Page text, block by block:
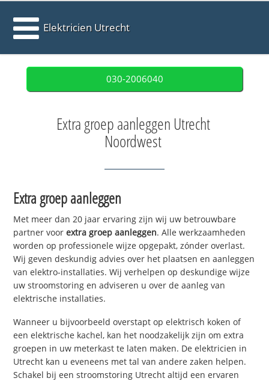
Elektricien Utrecht
030-2006040
Extra groep aanleggen Utrecht
Noordwest
Extra groep aanleggen
Met meer dan 20 jaar ervaring zijn wij uw betrouwbare
partner voorextra groep aanleggen. Alle werkzaamheden
worden op professionele wijze opgepakt, zónder overlast.
Wij geven deskundig advies over het plaatsen en aanleggen
van elektro-installaties. Wij verhelpen op deskundige wijze
uw stroomstoring en adviseren u over de aanleg van
elektrische installaties.
Wanneer u bijvoorbeeld overstapt op elektrisch koken of
een elektrische kachel, kan het noodzakelijk zijn om extra
groepen in uw meterkast te laten maken. De elektricien in
Utrecht kan u eveneens met tal van andere zaken helpen.
Schakel bij een stroomstoring Utrecht altijd een ervaren